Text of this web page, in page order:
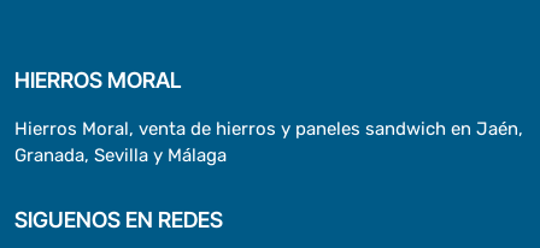
HIERROS MORAL
Hierros Moral, venta de hierros y paneles sandwich en Jaén,
Granada, Sevilla y Málaga
SIGUENOS EN REDES